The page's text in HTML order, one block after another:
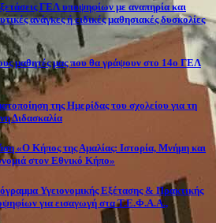
ΓΕΛ υποψηφίων με αναπηρία και
ανάγκες ή ειδικές μαθησιακές δυσκολίες
μαθητές μας που θα γράψουν στο 14ο ΓΕΛ
της Ημερίδας του σχολείου για τη
Διδασκαλία
«Ο Κήπος της Αμαλίας: Ιστορία, Μνήμη και
στον Εθνικό Κήπο»
Υγειονομικής Εξέτασης & Πρακτικής
για εισαγωγή στα Τ.Ε.Φ.Α.Α.,